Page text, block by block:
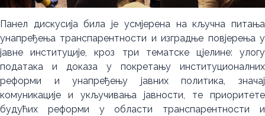
Панел дискусија била је усмјерена на кључна питања
унапређења транспарентности и изградње повјерења у
јавне институције, кроз три тематске цјелине: улогу
података и доказа у покретању институционалних
реформи и унапређењу јавних политика, значај
комуникације и укључивања јавности, те приоритете
будућих реформи у области транспарентности и